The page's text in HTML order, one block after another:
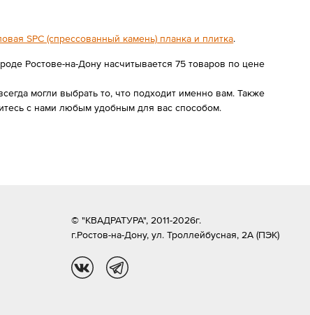
SPС (спрессованный камень) планка и плитка.
Ростове-на-Дону насчитывается 75 товаров по цене
могли выбрать то, что подходит именно вам. Также
с нами любым удобным для вас способом.
© "КВАДРАТУРА", 2011-2026г.
г.Ростов-на-Дону, ул. Троллейбусная, 2А (ПЭК)